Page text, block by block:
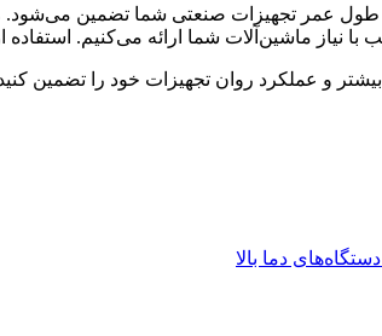
عمر تجهیزات صنعتی شما تضمین می‌شود. ما
با نیاز ماشین‌آلات شما ارائه می‌کنیم.
و عملکرد روان تجهیزات خود را تضمین